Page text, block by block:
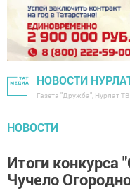
НОВОСТИ
Газета "Дружба", Нурлат
НОВОСТИ
Итоги конкурса
Чучело